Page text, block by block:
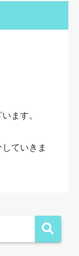
ます。
ていきま